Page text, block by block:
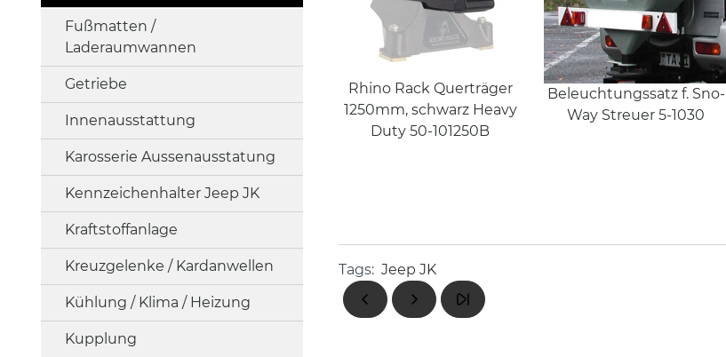
Fußmatten /
Laderaumwannen
Getriebe
Innenausstattung
Karosserie Aussenausstatung
Kennzeichenhalter Jeep JK
Kraftstoffanlage
Kreuzgelenke / Kardanwellen
Kühlung / Klima / Heizung
Kupplung
Rhino Rack Querträger
1250mm, schwarz Heavy
Duty 50-101250B
Beleuchtungssatz f. Sno-
Way Streuer 5-1030
Tags: Jeep JK